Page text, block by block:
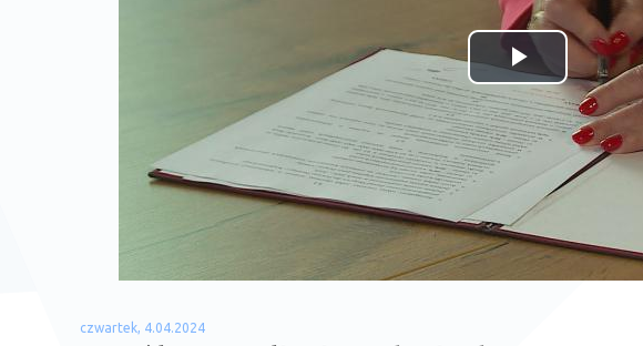
Odtwórz
wideo
czwartek, 4.04.2024